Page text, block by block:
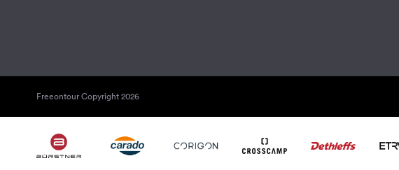
Freeontour Copyright 2026